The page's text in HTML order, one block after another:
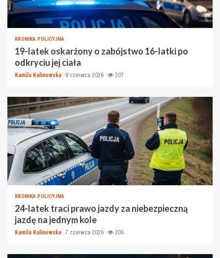
KRONIKA POLICYJNA
19-latek oskarżony o zabójstwo 16-latki po
odkryciu jej ciała
Kamila Kalinowska 8 czerwca 2026 207
KRONIKA POLICYJNA
24-latek traci prawo jazdy za niebezpieczną
jazdę na jednym kole
Kamila Kalinowska 7 czerwca 2026 206